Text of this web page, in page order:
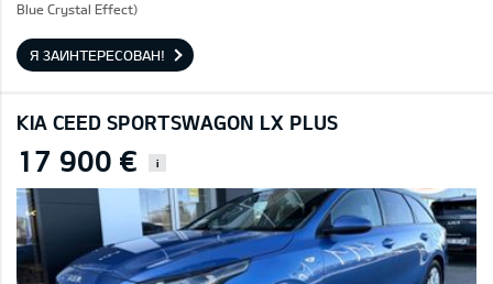
Blue Crystal Effect)
Я ЗАИНТЕРЕСОВАН!
KIA CEED SPORTSWAGON LX PLUS
17 900 € i